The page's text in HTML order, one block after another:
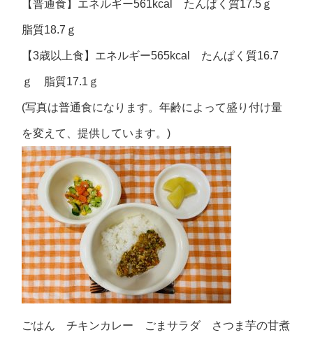
【普通食】エネルギー561kcal たんぱく質17.5ｇ
脂質18.7ｇ
【3歳以上食】エネルギー565kcal たんぱく質16.7
ｇ 脂質17.1ｇ
(写真は普通食になります。年齢によって盛り付け量
を変えて、提供しています。)
ごはん チキンカレー ごまサラダ さつま芋の甘煮